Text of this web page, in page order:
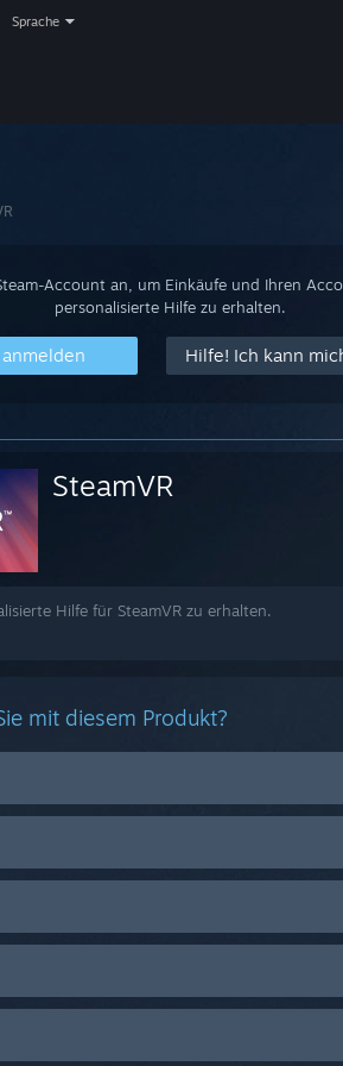
Sprache
Account an, um Einkäufe und Ihren
personalisierte Hilfe zu erhalten.
Hilfe! Ich kann
SteamVR
Hilfe für SteamVR zu erhalten.
mit diesem Produkt?